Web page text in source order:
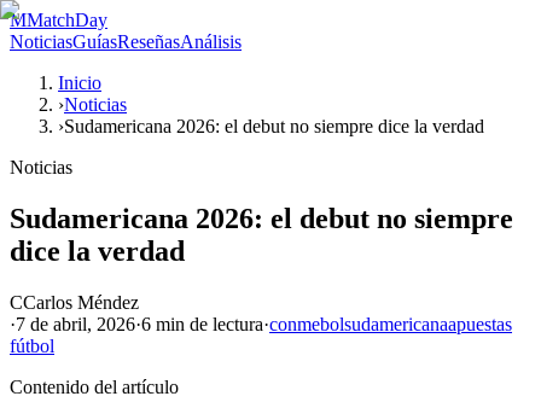
MMatchDay
NoticiasGuíasReseñasAnálisis
Inicio
›Noticias
›Sudamericana 2026: el debut no siempre dice la verdad
Noticias
Sudamericana 2026: el debut no siempre
dice la verdad
CCarlos Méndez
·7 de abril, 2026·6 min de lectura·conmebolsudamericanaapuestas
fútbol
Contenido del artículo